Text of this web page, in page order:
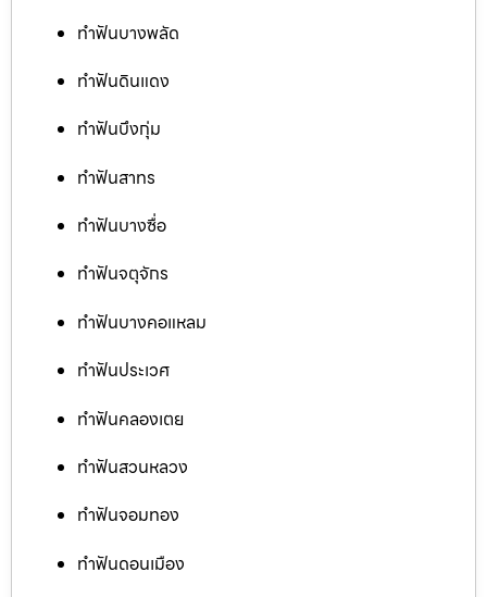
ทำฟันบางพลัด
ทำฟันดินแดง
ทำฟันบึงกุ่ม
ทำฟันสาทร
ทำฟันบางซื่อ
ทำฟันจตุจักร
ทำฟันบางคอแหลม
ทำฟันประเวศ
ทำฟันคลองเตย
ทำฟันสวนหลวง
ทำฟันจอมทอง
ทำฟันดอนเมือง